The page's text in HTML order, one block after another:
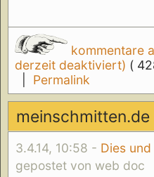
kommentare
derzeit deaktiviert) (
Permalink
meinschmitten.de
3.4.14, 10:58 - Dies
gepostet von web doc